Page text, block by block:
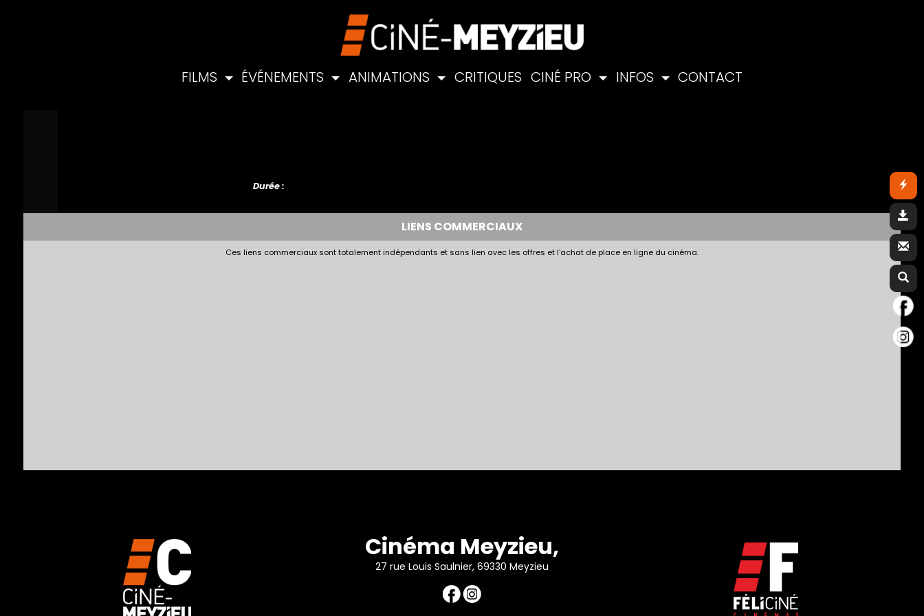
FILMS ÉVÉNEMENTS ANIMATIONS CRITIQUES CINÉ PRO INFOS CONTACT
Durée :
LIENS COMMERCIAUX
Ces liens commerciaux sont totalement indépendants et sans lien avec les offres et l'achat de place en ligne du cinéma.
Cinéma Meyzieu,
27 rue Louis Saulnier, 69330 Meyzieu